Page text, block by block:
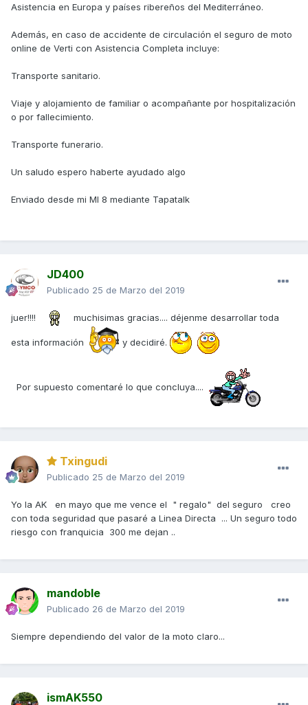
Asistencia en Europa y países ribereños del Mediterráneo.
Además, en caso de accidente de circulación el seguro de moto
online de Verti con Asistencia Completa incluye:
Transporte sanitario.
Viaje y alojamiento de familiar o acompañante por hospitalización
o por fallecimiento.
Transporte funerario.
Un saludo espero haberte ayudado algo
Enviado desde mi MI 8 mediante Tapatalk
JD400
Publicado 25 de Marzo del 2019
juer!!!! muchisimas gracias.... déjenme desarrollar toda
esta información y decidiré.
Por supuesto comentaré lo que concluya....
Txingudi
Publicado 25 de Marzo del 2019
Yo la AK en mayo que me vence el " regalo" del seguro creo
con toda seguridad que pasaré a Linea Directa ... Un seguro todo
riesgo con franquicia 300 me dejan ..
mandoble
Publicado 26 de Marzo del 2019
Siempre dependiendo del valor de la moto claro...
ismAK550